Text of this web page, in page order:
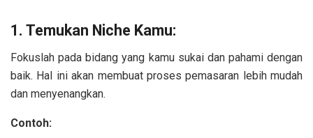
1. Temukan Niche Kamu:
Fokuslah pada bidang yang kamu sukai dan pahami dengan
baik. Hal ini akan membuat proses pemasaran lebih mudah
dan menyenangkan.
Contoh: